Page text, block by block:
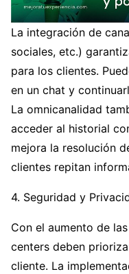
La integración de
sociales, etc.)
para los clientes.
en un chat y
La omnicanalidad
acceder al historial
mejora la resolución
clientes repitan
4. Seguridad y
Con el aumento de
centers deben
cliente. La